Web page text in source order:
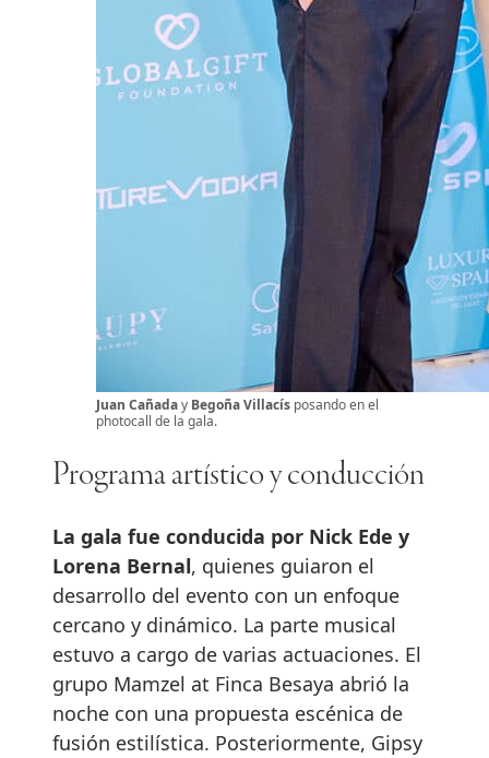
Juan Cañaday Begoña Villacís posando en el
photocall de la gala.
Programa artístico y conducción
La gala fue conducida por Nick Ede y
Lorena Bernal, quienes guiaron el
desarrollo del evento con un enfoque
cercano y dinámico. La parte musical
estuvo a cargo de varias actuaciones. El
grupo Mamzel at Finca Besaya abrió la
noche con una propuesta escénica de
fusión estilística. Posteriormente, Gipsy